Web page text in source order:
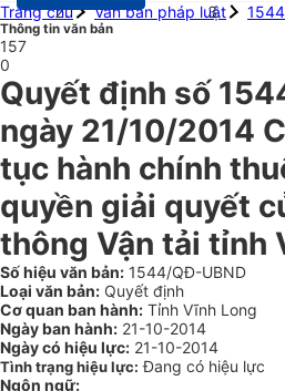
Trang chủ
Văn bản pháp luật
Thông tin văn bản
157
0
Quyết định số
ngày 21/10/2014
tục hành chính
quyền giải quyết
thông Vận tải tỉnh
Số hiệu văn bản: 1544/QĐ-UBND
Loại văn bản: Quyết định
Cơ quan ban hành: Tỉnh Vĩnh Long
Ngày ban hành: 21-10-2014
Ngày có hiệu lực: 21-10-2014
Tình trạng hiệu lực: Đang có hiệu lực
Ngôn ngữ: